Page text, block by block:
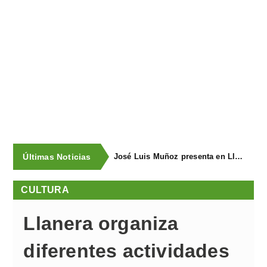
Últimas Noticias José Luis Muñoz presenta en Llanegra "Libertad" y el libro homenaje "El corredor de fondo"
CULTURA
Llanera organiza
diferentes actividades